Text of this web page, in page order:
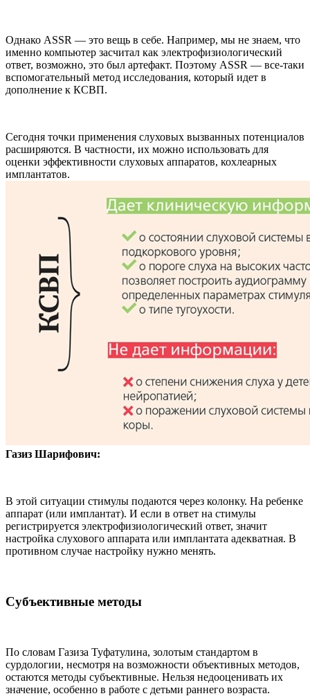
Однако ASSR — это вещь в себе. Например, мы не знаем, что
именно компьютер засчитал как электрофизиологический
ответ, возможно, это был артефакт. Поэтому ASSR — все-таки
вспомогательный метод исследования, который идет в
дополнение к КСВП.
Сегодня точки применения слуховых вызванных потенциалов
расширяются. В частности, их можно использовать для
оценки эффективности слуховых аппаратов, кохлеарных
имплантатов.
Газиз Шарифович:
В этой ситуации стимулы подаются через колонку. На ребенке
аппарат (или имплантат). И если в ответ на стимулы
регистрируется электрофизиологический ответ, значит
настройка слухового аппарата или имплантата адекватная. В
противном случае настройку нужно менять.
Субъективные методы
По словам Газиза Туфатулина, золотым стандартом в
сурдологии, несмотря на возможности объективных методов,
остаются методы субъективные. Нельзя недооценивать их
значение, особенно в работе с детьми раннего возраста.